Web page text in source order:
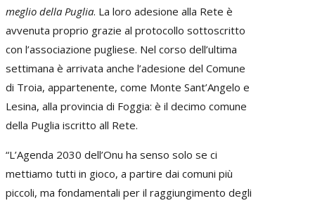
meglio della Puglia. La loro adesione alla Rete è
avvenuta proprio grazie al protocollo sottoscritto
con l’associazione pugliese. Nel corso dell’ultima
settimana è arrivata anche l’adesione del Comune
di Troia, appartenente, come Monte Sant’Angelo e
Lesina, alla provincia di Foggia: è il decimo comune
della Puglia iscritto all Rete.
“L’Agenda 2030 dell’Onu ha senso solo se ci
mettiamo tutti in gioco, a partire dai comuni più
piccoli, ma fondamentali per il raggiungimento degli